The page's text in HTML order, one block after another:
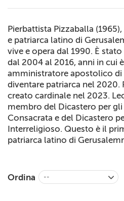
CEI
AUTORI
Pierbattista Pizzaballa
e patriarca latino di
vive e opera dal 1990. È
dal 2004 al 2016, anni in cui
amministratore apostolico di
diventare patriarca nel 2020.
creato cardinale nel 2023.
membro del Dicastero per
Consacrata e del Dicastero
Interreligioso. Questo è il
patriarca latino di
Ordina --